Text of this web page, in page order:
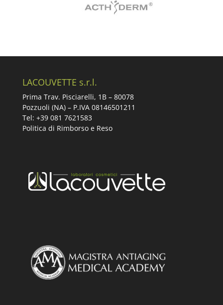
LACOUVETTE s.r.l.
Prima Trav. Pisciarelli, 1B – 80078
Pozzuoli (NA) – P.IVA 08146501211
Tel: +39 081 7621583
Politica di Rimborso e Reso